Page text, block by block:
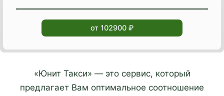
от 102900 ₽
«Юнит Такси» — это сервис, который
предлагает Вам оптимальное соотношение